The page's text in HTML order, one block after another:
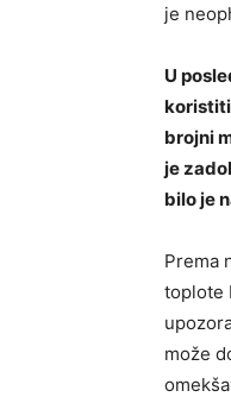
je
U
koristiti
brojni
je
bilo je
Prema
toplote
može